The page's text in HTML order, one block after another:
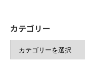
カテゴリー